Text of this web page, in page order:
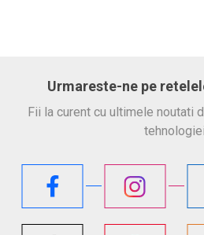
Urmareste-ne pe
Fii la curent cu ultimele noutati